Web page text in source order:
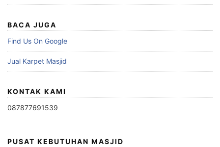
BACA JUGA
Find Us On Google
Jual Karpet Masjid
KONTAK KAMI
087877691539
PUSAT KEBUTUHAN MASJID